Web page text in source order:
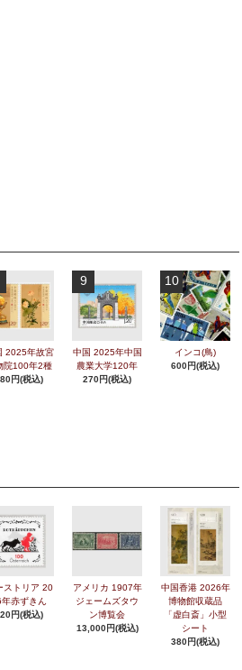
2025年故宮
院100年2種
円(税込)
9
中国 2025年中国
農業大学120年
270円(税込)
10
インコ(鳥)
600円(税込)
ストリア 20
赤ずきん
円(税込)
アメリカ 1907年
ジェームズタウ
ン博覧会
13,000円(税込)
中国香港 2026年
博物館収蔵品
「虚白斎」小型
シート
380円(税込)